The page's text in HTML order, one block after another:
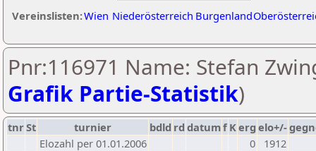
Vereinslisten:Wien Niederösterreich Burgenland
Pnr:116971 Name: Stefan
Grafik Partie-Statistik)
tnrSt turnier bdld rd datumf Kerg elo+/-
Elozahl per 01.01.2006
0
1912